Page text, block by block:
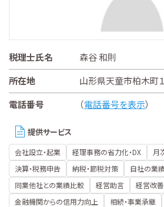
税理士氏名
森谷 和則
所在地
山形県天童市柏木町
電話番号
（電話番号を表示）
提供サービス
会社設立・起業 経理事務の省力化・DX 月
決算・税務申告
納税・節税対策 自社の業
同業他社との業績比較
経営助言
経営改
金融機関からの信用力向上
相続・事業承継